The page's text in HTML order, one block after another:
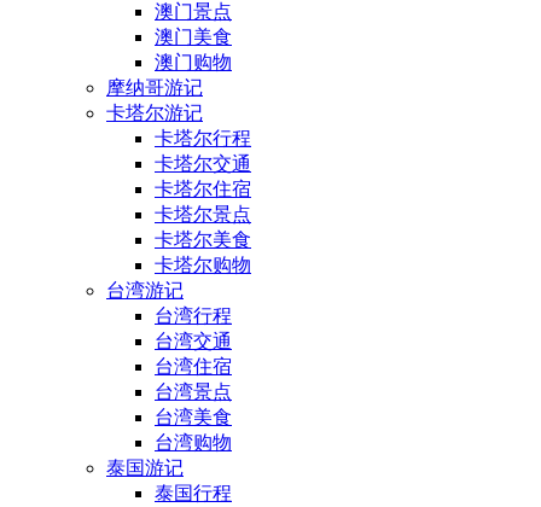
澳门景点
澳门美食
澳门购物
摩纳哥游记
卡塔尔游记
卡塔尔行程
卡塔尔交通
卡塔尔住宿
卡塔尔景点
卡塔尔美食
卡塔尔购物
台湾游记
台湾行程
台湾交通
台湾住宿
台湾景点
台湾美食
台湾购物
泰国游记
泰国行程